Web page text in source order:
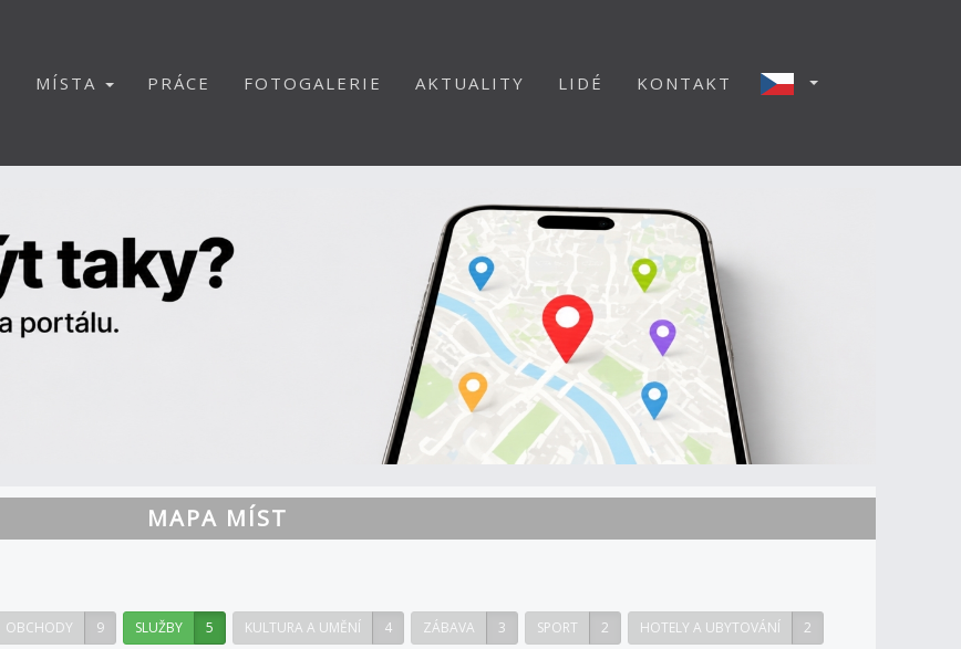
MÍSTA PRÁCE FOTOGALERIE AKTUALITY LIDÉ KONTAKT
MAPA MÍST
OBCHODY 9 SLUŽBY 5 KULTURA A UMĚNÍ 4 ZÁBAVA 3 SPORT 2 HOTELY A UBYTOVÁNÍ 2